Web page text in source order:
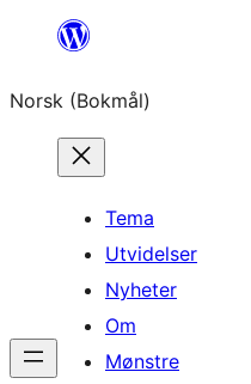
Hopp
innhold
Norsk (Bokmål)
Tema
Utvidelser
Nyheter
Om
Mønstre